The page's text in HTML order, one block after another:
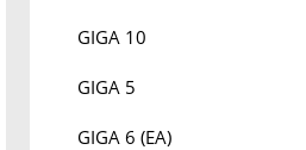
GIGA 10
GIGA 5
GIGA 6 (EA)